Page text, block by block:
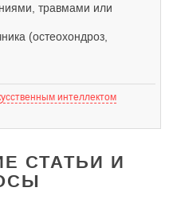
травмами или
(остеохондроз,
интеллектом
СТАТЬИ И